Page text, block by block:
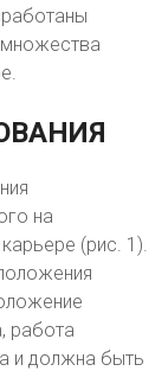
на
(рис. 1).
работа
и должна быть